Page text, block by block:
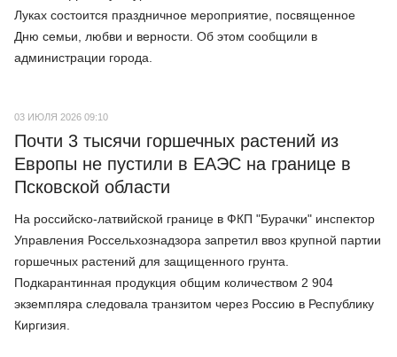
Луках состоится праздничное мероприятие, посвященное
Дню семьи, любви и верности. Об этом сообщили в
администрации города.
03 ИЮЛЯ 2026 09:10
Почти 3 тысячи горшечных растений из
Европы не пустили в ЕАЭС на границе в
Псковской области
На российско-латвийской границе в ФКП "Бурачки" инспектор
Управления Россельхознадзора запретил ввоз крупной партии
горшечных растений для защищенного грунта.
Подкарантинная продукция общим количеством 2 904
экземпляра следовала транзитом через Россию в Республику
Киргизия.